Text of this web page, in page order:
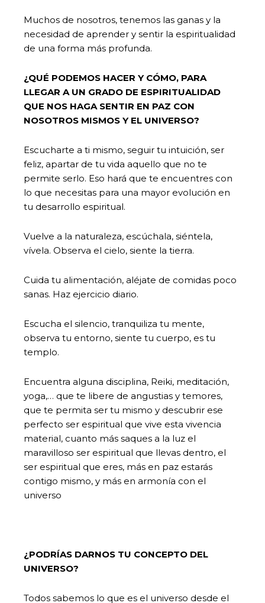
Muchos de nosotros, tenemos las ganas y la
necesidad de aprender y sentir la espiritualidad
de una forma más profunda.
¿QUÉ PODEMOS HACER Y CÓMO, PARA
LLEGAR A UN GRADO DE ESPIRITUALIDAD
QUE NOS HAGA SENTIR EN PAZ CON
NOSOTROS MISMOS Y EL UNIVERSO?
Escucharte a ti mismo, seguir tu intuición, ser
feliz, apartar de tu vida aquello que no te
permite serlo. Eso hará que te encuentres con
lo que necesitas para una mayor evolución en
tu desarrollo espiritual.
Vuelve a la naturaleza, escúchala, siéntela,
vívela. Observa el cielo, siente la tierra.
Cuida tu alimentación, aléjate de comidas poco
sanas. Haz ejercicio diario.
Escucha el silencio, tranquiliza tu mente,
observa tu entorno, siente tu cuerpo, es tu
templo.
Encuentra alguna disciplina, Reiki, meditación,
yoga,… que te libere de angustias y temores,
que te permita ser tu mismo y descubrir ese
perfecto ser espiritual que vive esta vivencia
material, cuanto más saques a la luz el
maravilloso ser espiritual que llevas dentro, el
ser espiritual que eres, más en paz estarás
contigo mismo, y más en armonía con el
universo
¿PODRÍAS DARNOS TU CONCEPTO DEL
UNIVERSO?
Todos sabemos lo que es el universo desde el